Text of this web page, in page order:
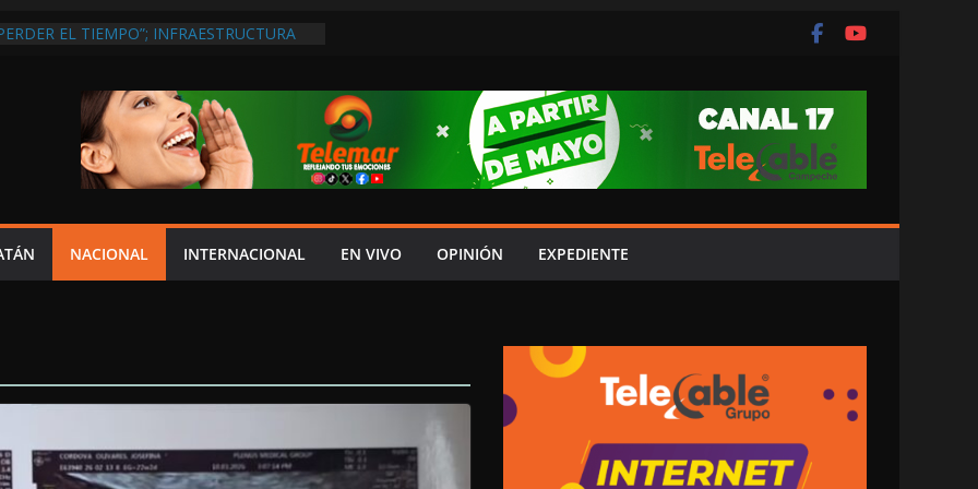
EL TIEMPO”; INFRAESTRUCTURA
JAGUAR: 08 DE AGOSTO DE 2026
EN UNA DE LAS CADENAS DE ARTÍCULOS
DE EUROPA: MARCEL CARRILLO
SU PEOR MOMENTO: PAN; LA ECONOMÍA
CRECE LA INSEGURIDAD, NO HAY
MITO
NACIONAL INTERNACIONAL EN VIVO OPINIÓN EXPEDIENTE